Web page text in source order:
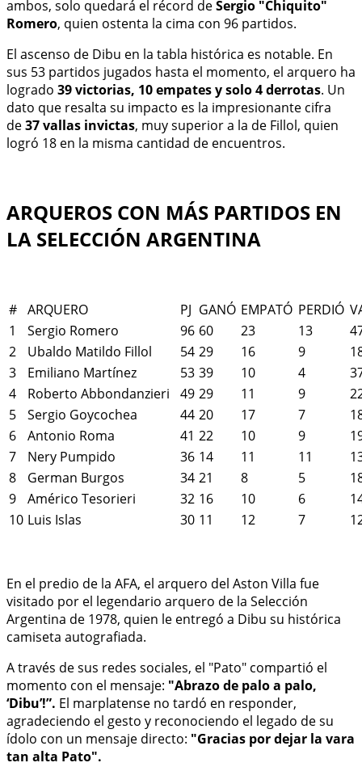
ambos, solo quedará el récord deSergio "Chiquito"
Romero, quien ostenta la cima con 96 partidos.
El ascenso de Dibu en la tabla histórica es notable. En
sus 53 partidos jugados hasta el momento, el arquero ha
logrado 39 victorias, 10 empates y solo 4 derrotas. Un
dato que resalta su impacto es la impresionante cifra
de37 vallas invictas, muy superior a la de Fillol, quien
logró 18 en la misma cantidad de encuentros.
ARQUEROS CON MÁS PARTIDOS EN
LA SELECCIÓN ARGENTINA
# ARQUERO PJ GANÓ EMPATÓ PERDIÓ
1
Sergio Romero 96 60 23 13
2
Ubaldo Matildo Fillol 54 29 16 9
3
Emiliano Martínez 53 39 10 4
4
Roberto Abbondanzieri 49 29 11 9
5
Sergio Goycochea 44 20 17 7
6
Antonio Roma 41 22 10 9
7
Nery Pumpido 36 14 11 11
8
German Burgos 34 21 8 5
9
Américo Tesorieri 32 16 10 6
10 Luis Islas 30 11 12 7
En el predio de la AFA, el arquero del Aston Villa fue
visitado por el legendario arquero de la Selección
Argentina de 1978, quien le entregó a Dibu su histórica
camiseta autografiada.
A través de sus redes sociales, el "Pato" compartió el
momento con el mensaje: "Abrazo de palo a palo,
‘Dibu’!”. El marplatense no tardó en responder,
agradeciendo el gesto y reconociendo el legado de su
ídolo con un mensaje directo: "Gracias por dejar la vara
tan alta Pato".